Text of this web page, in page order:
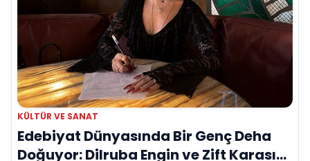
KÜLTÜR VE SANAT
Edebiyat Dünyasında Bir Genç Deha
Doğuyor: Dilruba Engin ve Zift Karası